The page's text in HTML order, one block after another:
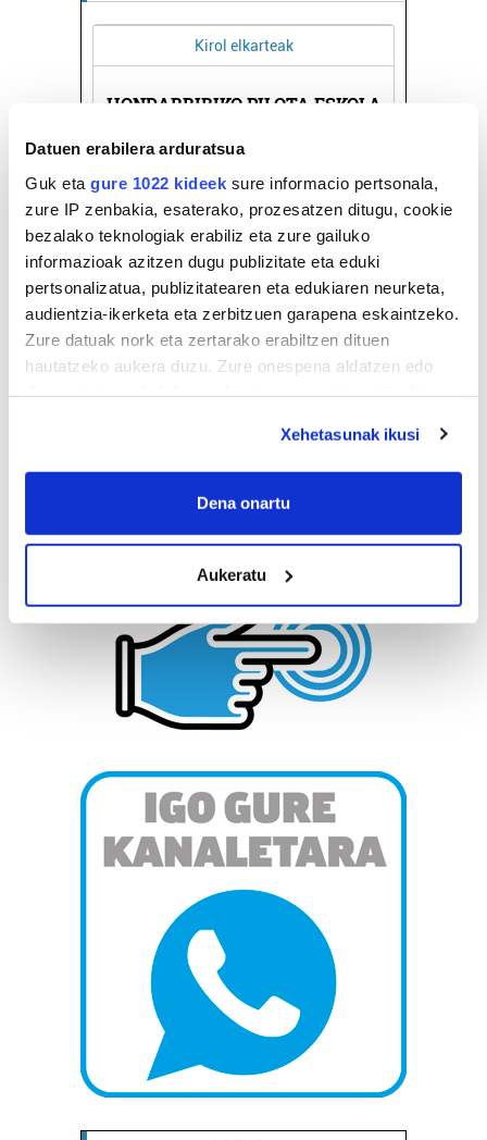
Datuen erabilera arduratsua
Guk eta gure 1022 kideek sure informacio pertsonala,
zure IP zenbakia, esaterako, prozesatzen ditugu, cookie
bezalako teknologiak erabiliz eta zure gailuko
informazioak azitzen dugu publizitate eta eduki
pertsonalizatua, publizitatearen eta edukiaren neurketa,
audientzia-ikerketa eta zerbitzuen garapena eskaintzeko.
Zure datuak nork eta zertarako erabiltzen dituen
hautatzeko aukera duzu. Zure onespena aldatzen edo
If you allow, we would also like to:
Collect information about your geographical
meters
Identify your device by actively scanning it for
specific characteristics (fingerprinting)
Find out more about how your personal data is processed
and set your preferences in thedetails section
Guk eta gure bazkideek zure datu pertsonalak
pertsonalizatuak eskaintzeko, iragarkiak eta edukia
neurtzeko, jendeari buruzko informazioa biltzeko eta
produktuak garatzeko. Zure datuak nork eta zertarako
erabiltzen dituen hauta dezakezu.
Bazkide batzuek ez dizute baimenik eskatzen, eta beren
interes komertzial legitimoetan babesten dira. Ikusi gure
bazkideen zerrenda, beren ustez zein helburutarako
duten interes legitimoa eta horren aurka nola egin
dezakezun ikusteko.
Lortu zure datu pertsonalak prozesatzeko moduari
datuen atalean. Edozein unetan alda edo ken dezakezu
Xehetasunak ikusi
Dena onartu
Aukeratu
Kirol elkarteak
HONDARRIBIKO PILOTA ESKOLA